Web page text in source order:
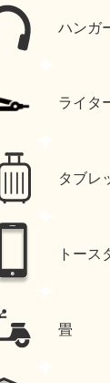
ハンガ
ライタ
タブレ
トース
畳